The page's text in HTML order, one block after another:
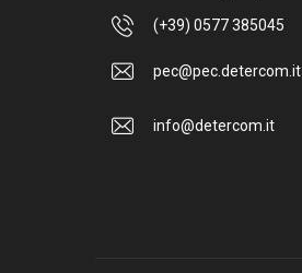
(+39) 0577 385045
pec@pec.detercom.it
info@detercom.it